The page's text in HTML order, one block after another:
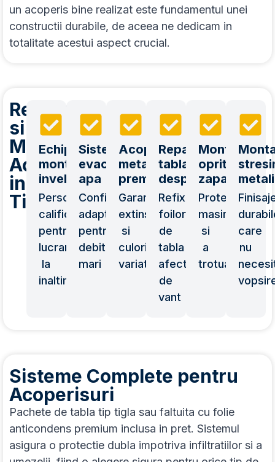
un acoperis bine realizat este fundamentul unei
constructii durabile, de aceea ne dedicam in
totalitate acestui aspect crucial.
Reparatii
si
Montaj
Acoperis
in
Timis
Echipa
montaj
invelitori
Personal
calificat
pentru
lucrari
la
inaltime
Sisteme
evacuare
apa
Configuratii
adaptate
pentru
debite
mari
Acoperisuri
metalice
premium
Garantie
extinsa
si
culori
variate
Reparatii
tabla
desprinsa
Refixarea
foilor
de
tabla
afectate
de
vant
Montaj
opritori
zapada
Protejarea
masinilor
si
a
trotuarelor
care
nu
Sisteme Complete pentru
Acoperisuri
Pachete de tabla tip tigla sau faltuita cu folie
anticondens premium inclusa in pret. Sistemul
asigura o protectie dubla impotriva infiltratiilor si a